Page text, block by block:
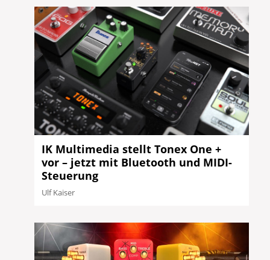
IK Multimedia stellt Tonex One +
vor – jetzt mit Bluetooth und MIDI-
Steuerung
Ulf Kaiser